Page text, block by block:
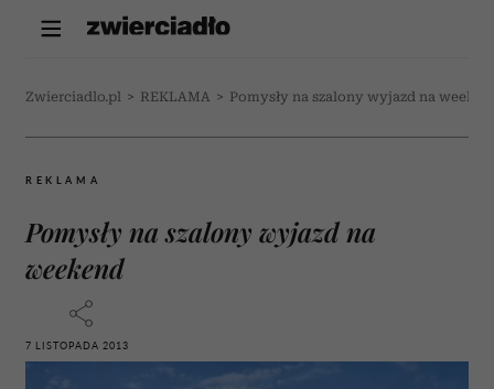
Zwierciadlo.pl > REKLAMA > Pomysły na szalony wyjazd na
REKLAMA
Pomysły na szalony wyjazd na
weekend
7 LISTOPADA 2013